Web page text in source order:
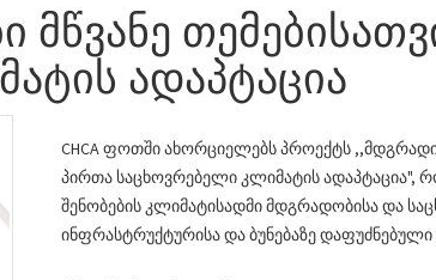
ადაპტაცია
CHCA ფოთში ახორციელებს პროექტს
პირთა საცხოვრებელი კლიმატის ადაპტაცია",
შენობების კლიმატისადმი მდგრადობისა და
ინფრასტრუქტურისა და ბუნებაზე